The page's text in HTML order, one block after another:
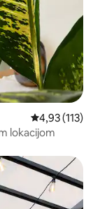
Prosječna
4,93 (113)
lokacijom